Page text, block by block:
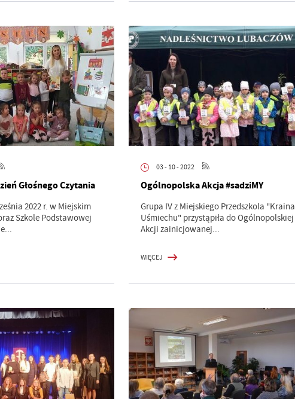
Głośnego Czytania
2022 r. w Miejskim
Szkole Podstawowej
03 - 10 - 2022
Ogólnopolska Akcja #sadziMY
Grupa IV z Miejskiego Przedszkola "Kraina
Uśmiechu" przystąpiła do Ogólnopolskiej
Akcji zainicjowanej...
WIĘCEJ